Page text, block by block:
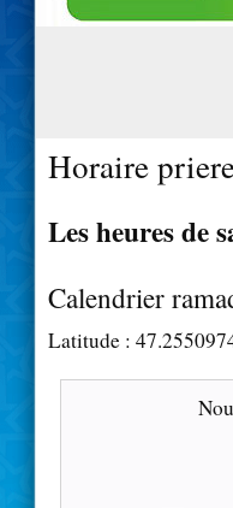
Horaire
Les heures de
Calendrier
Latitude :